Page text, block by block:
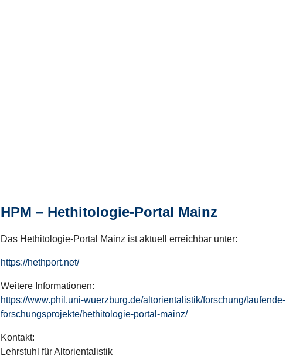
HPM – Hethitologie-Portal Mainz
Das Hethitologie-Portal Mainz ist aktuell erreichbar unter:
https://hethport.net/
Weitere Informationen:
https://www.phil.uni-wuerzburg.de/altorientalistik/forschung/laufende-
forschungsprojekte/hethitologie-portal-mainz/
Kontakt:
Lehrstuhl für Altorientalistik